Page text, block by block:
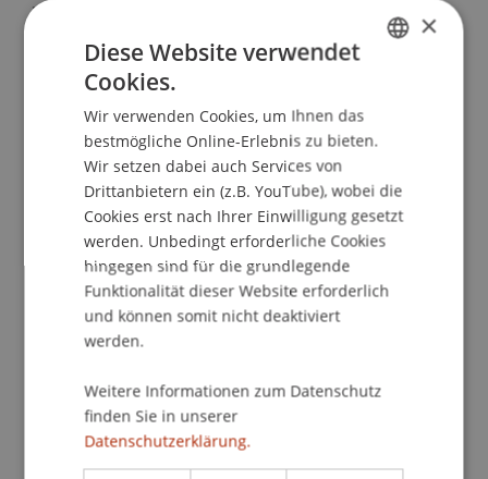
was seine Arbeit als Architekt wesentlich prägte.
Die Entscheidung Architektur zu studieren war
auch beeinflusst von seinem Onkel Leopold
Kaufmann, einem Vorreiter im Holzbau und
Protagonisten der Vorarlberger
Architekturentwicklung, bei dem er als
Ferialpraktikant das Handwerkszeug des
Architektenberufes erlernte. Das Studium
absolvierte er an der Technischen Hochschule
Innsbruck und an der Technischen Universität
Wien, wo er entscheidend von seinem Lehrer
Prof. Ernst Hiesmayr geprägt wurde. Nach
zweijähriger Mitarbeit im Büro gründete er 1983
mit Christian Lenz in Schwarzach.
Seine Haltung als Architekt ist geprägt von den
Ideen der klassischen Moderne sowie von der
×
Diese Website verwendet
Cookies.
Wir verwenden Cookies, um Ihnen das
bestmögliche Online-Erlebnis zu bieten.
Wir setzen dabei auch Services von
Drittanbietern ein (z.B. YouTube), wobei die
Cookies erst nach Ihrer Einwilligung gesetzt
werden. Unbedingt erforderliche Cookies
hingegen sind für die grundlegende
Funktionalität dieser Website erforderlich
und können somit nicht deaktiviert
werden.
Weitere Informationen zum Datenschutz
finden Sie in unserer
Datenschutzerklärung.